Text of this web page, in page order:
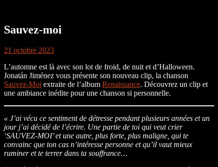
Sauvez-moi
21 octobre 2023
L’automne est là avec son lot de froid, de nuit et d’Halloween.
Jonatán Jiménez vous présente son nouveau clip, la chanson
Sauvez-Moi extraite de l’album Renaissance. Découvrez un clip et
une ambiance inédite pour une chanson si personnelle.
« J’ai vécu ce sentiment de détresse pendant plusieurs années et un
jour j’ai décidé de l’écrire. Une partie de toi qui veut crier
‘SAUVEZ-MOI’ et une autre, plus forte, plus maligne, qui te
convainc que ton cas n’intéresse personne et qu’il vaut mieux
ruminer et te terrer dans ta souffrance…